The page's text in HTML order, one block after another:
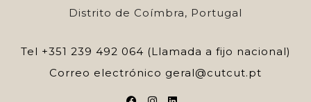
Distrito de Coímbra, Portugal
Tel +351 239 492 064 (Llamada a fijo nacional)
Correo electrónico geral@cutcut.pt